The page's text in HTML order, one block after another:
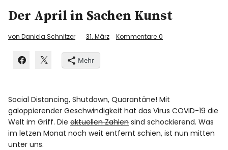
f I P
Der April in Sachen Kunst
von Daniela Schnitzer 31. März Kommentare 0
Mehr
Social Distancing, Shutdown, Quarantäne! Mit
galoppierender Geschwindigkeit hat das Virus COVID-19 die
Welt im Griff. Dieaktuellen Zahlensind schockierend. Was
im letzen Monat noch weit entfernt schien, ist nun mitten
unter uns.